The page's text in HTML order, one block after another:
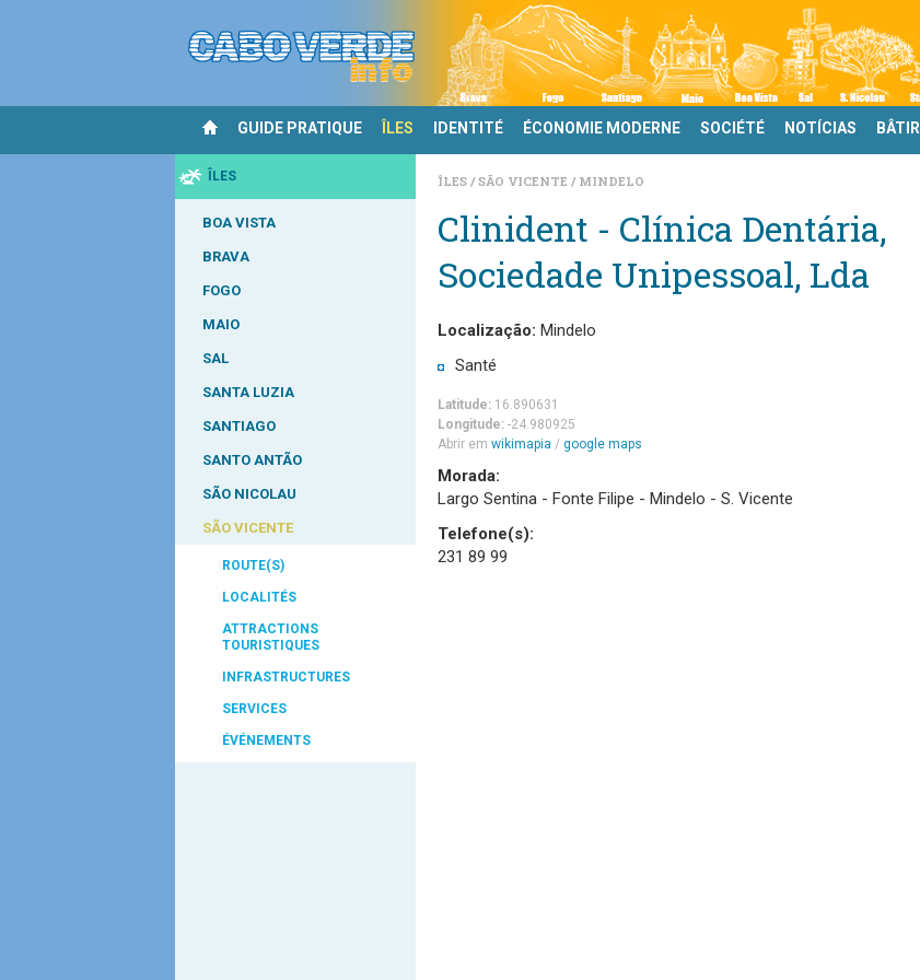
GUIDE PRATIQUE ÎLES IDENTITÉ ÉCONOMIE MODERNE SOCIÉTÉ NOTÍCIAS BÂTIR
ÎLES
BOA VISTA
BRAVA
FOGO
MAIO
SAL
SANTA LUZIA
SANTIAGO
SANTO ANTÃO
SÃO NICOLAU
SÃO VICENTE
ROUTE(S)
LOCALITÉS
ATTRACTIONS
TOURISTIQUES
INFRASTRUCTURES
SERVICES
ÉVÉNEMENTS
ÎLES SÃO VICENTE MINDELO
Clinident - Clínica Dentária,
Sociedade Unipessoal, Lda
Localização: Mindelo
Santé
Latitude: 16.890631
Longitude: -24.980925
Abrir em wikimapia / google maps
Morada:
Largo Sentina - Fonte Filipe - Mindelo - S. Vicente
Telefone(s):
231 89 99